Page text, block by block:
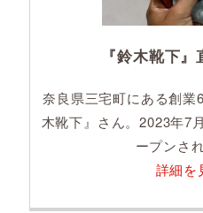
『鈴木靴下
奈良県三宅町にある創業
木靴下』さん。2023年7
ープンさ
詳細